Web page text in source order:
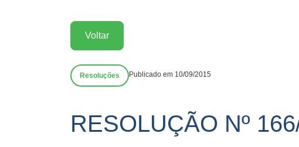
Voltar
Resoluções Publicado em 10/09/2015
RESOLUÇÃO Nº